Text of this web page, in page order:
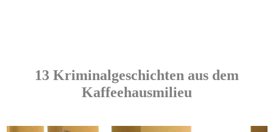
13 Kriminalgeschichten aus dem
Kaffeehausmilieu